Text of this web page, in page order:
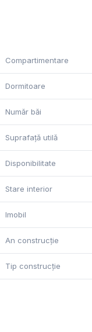
Compartimentare
Dormitoare
Număr băi
Suprafață utilă
Disponibilitate
Stare interior
Imobil
An construcție
Tip construcție